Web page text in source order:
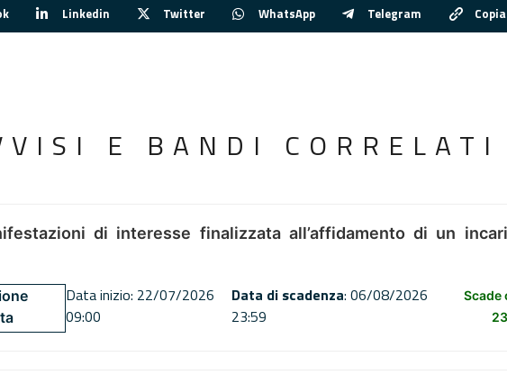
Linkedin Twitter WhatsApp Telegram
E BANDI CORRELATI
di interesse finalizzata all’affidamento di un
Data inizio: 22/07/2026
09:00
Data di scadenza: 06/08/2026
23:59
Scade